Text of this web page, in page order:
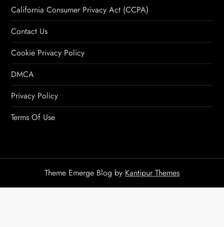
California Consumer Privacy Act (CCPA)
Contact Us
Cookie Privacy Policy
DMCA
Privacy Policy
Terms Of Use
Theme Emerge Blog by Kantipur Themes